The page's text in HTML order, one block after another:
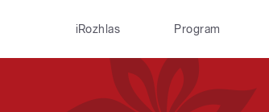
iRozhlas Program